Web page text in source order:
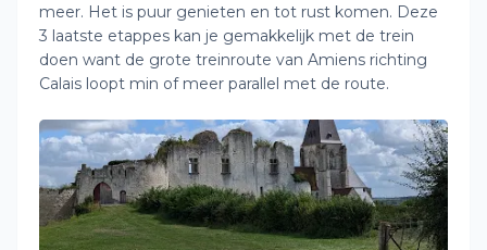
meer. Het is puur genieten en tot rust komen. Deze
3 laatste etappes kan je gemakkelijk met de trein
doen want de grote treinroute van Amiens richting
Calais loopt min of meer parallel met de route.